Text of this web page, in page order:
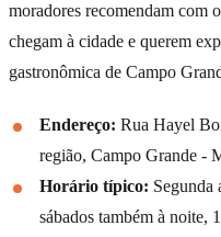
moradores recomendam com
chegam à cidade e querem
gastronômica de Campo
Endereço: Rua Hayel
região, Campo Grande -
Horário típico: Segunda
sábados também à noite,